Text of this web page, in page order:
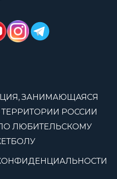
ЗАНИМАЮЩАЯСЯ
РОССИИ
ЛЮБИТЕЛЬСКОМУ